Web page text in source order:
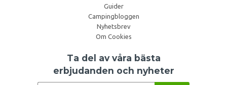
Guider
Campingbloggen
Nyhetsbrev
Om Cookies
Ta del av våra bästa
erbjudanden och nyheter